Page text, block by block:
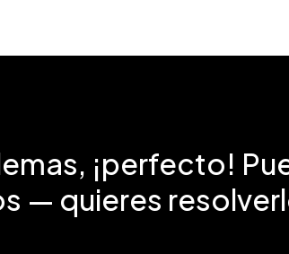
¡perfecto!
— quieres